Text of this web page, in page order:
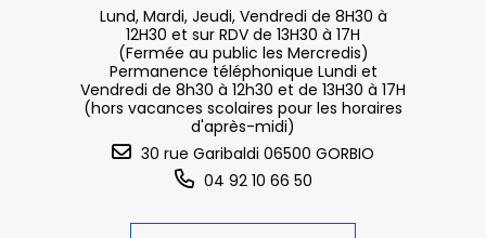
Lund, Mardi, Jeudi, Vendredi de 8H30 à
12H30 et sur RDV de 13H30 à 17H
(Fermée au public les Mercredis)
Permanence téléphonique Lundi et
Vendredi de 8h30 à 12h30 et de 13H30 à 17H
(hors vacances scolaires pour les horaires
d'après-midi)
30 rue Garibaldi 06500 GORBIO
04 92 10 66 50